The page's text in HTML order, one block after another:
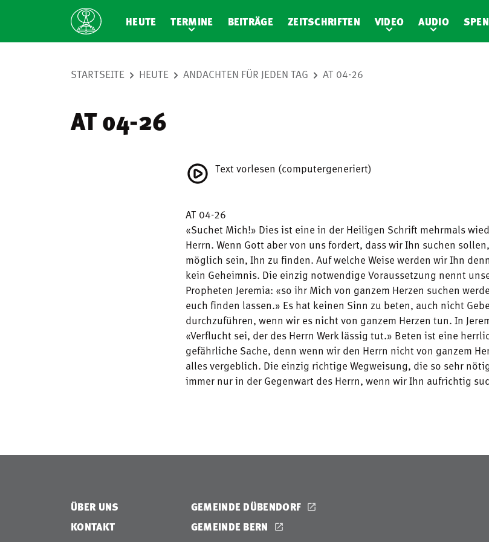
HEUTE TERMINE BEITRÄGE ZEITSCHRIFTEN VIDEO AUDIO
STARTSEITE HEUTE ANDACHTEN FÜR JEDEN TAG AT 04-26
AT 04-26
Text vorlesen (computergeneriert)
AT 04-26
«Suchet Mich!» Dies ist eine in der Heiligen Schrift mehrmals
Herrn. Wenn Gott aber von uns fordert, dass wir Ihn suchen
möglich sein, Ihn zu finden. Auf welche Weise werden wir Ihn
kein Geheimnis. Die einzig notwendige Voraussetzung nennt
Propheten Jeremia: «so ihr Mich von ganzem Herzen suchen
euch finden lassen.» Es hat keinen Sinn zu beten, auch nicht
durchzuführen, wenn wir es nicht von ganzem Herzen tun. In
«Verflucht sei, der des Herrn Werk lässig tut.» Beten ist eine
gefährliche Sache, denn wenn wir den Herrn nicht von ganzem
alles vergeblich. Die einzig richtige Wegweisung, die so sehr
immer nur in der Gegenwart des Herrn, wenn wir Ihn aufrichtig
ÜBER UNS
KONTAKT
GEMEINDE DÜBENDORF
GEMEINDE BERN